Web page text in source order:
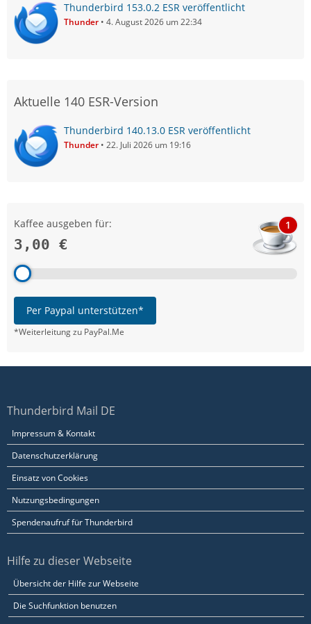
Thunderbird 153.0.2 ESR veröffentlicht
Thunder 4. August 2026 um 22:34
Aktuelle 140 ESR-Version
Thunderbird 140.13.0 ESR veröffentlicht
Thunder 22. Juli 2026 um 19:16
Kaffee ausgeben für:
3,00 €
1
Per Paypal unterstützen*
*Weiterleitung zu PayPal.Me
Thunderbird Mail DE
Impressum & Kontakt
Datenschutzerklärung
Einsatz von Cookies
Nutzungsbedingungen
Spendenaufruf für Thunderbird
Hilfe zu dieser Webseite
Übersicht der Hilfe zur Webseite
Die Suchfunktion benutzen